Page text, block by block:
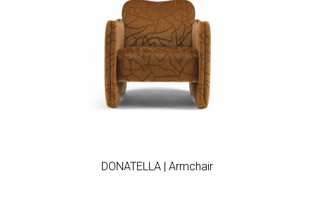
DONATELLA | Armchair